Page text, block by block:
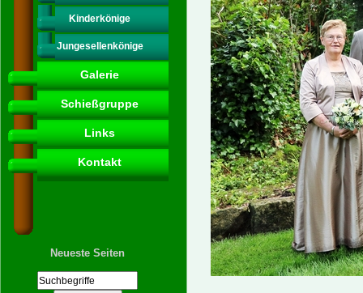
Kinderkönige
Jungesellenkönige
Galerie
Schießgruppe
Links
Kontakt
Neueste Seiten